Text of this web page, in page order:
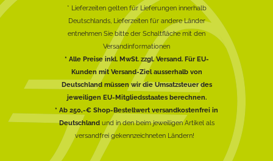
* Lieferzeiten gelten für Lieferungen innerhalb
Deutschlands, Lieferzeiten für andere Länder
entnehmen Sie bitte der Schaltfläche mit den
Versandinformationen
* Alle Preise inkl. MwSt. zzgl. Versand. Für EU-
Kunden mit Versand-Ziel ausserhalb von
Deutschland müssen wir die Umsatzsteuer des
jeweiligen EU-Mitgliedsstaates berechnen.
* Ab 250,-€ Shop-Bestellwert versandkostenfrei in
Deutschlandund in den beim jeweiligen Artikel als
versandfrei gekennzeichneten Ländern!